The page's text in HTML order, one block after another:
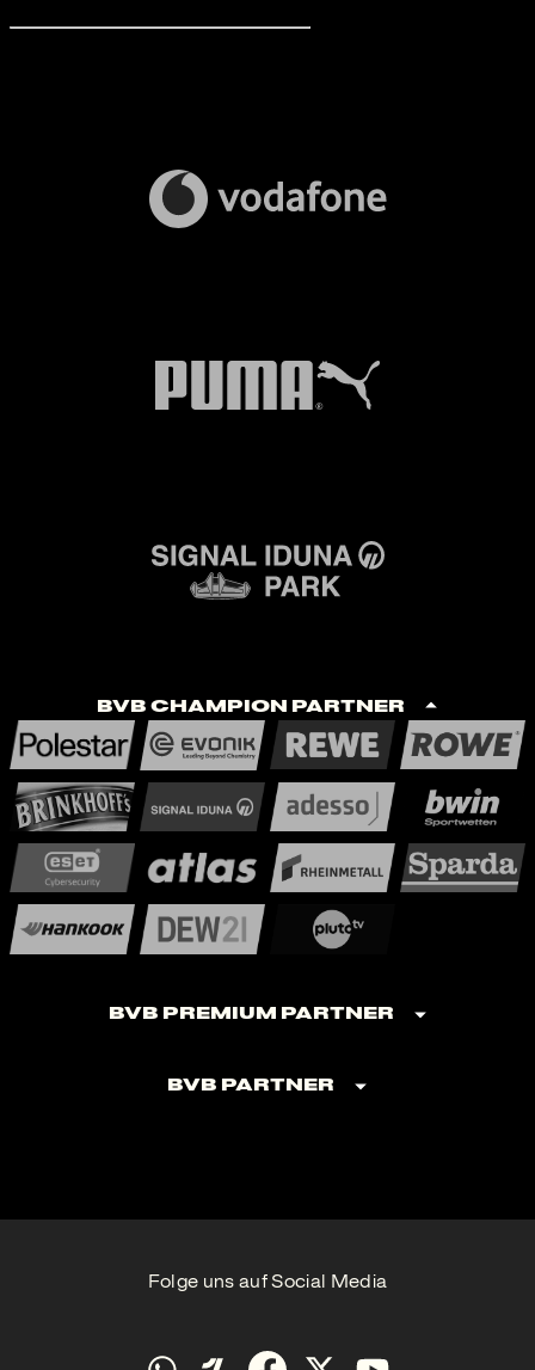
BVB Champion Partner
BVB Premium Partner
BVB Partner
Folge uns auf Social Media